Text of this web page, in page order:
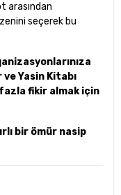
arasından
seçerek bu
Yasin Kitabı
fazla fikir almak için
bir ömür nasip